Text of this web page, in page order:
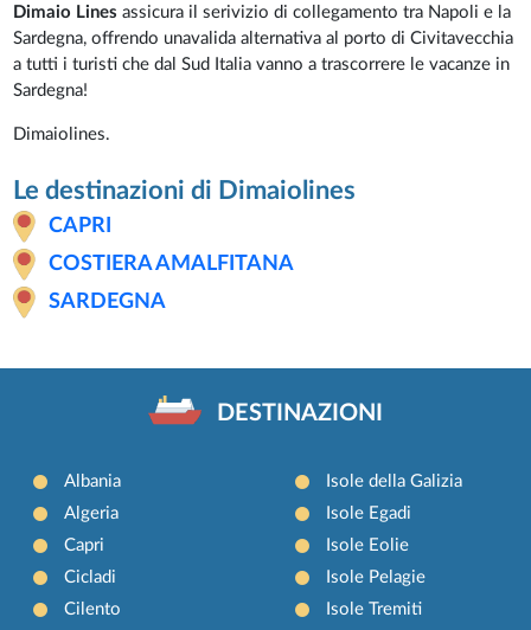
Dimaio Lines assicura il serivizio di collegamento tra Napoli e la
Sardegna, offrendo unavalida alternativa al porto di Civitavecchia
a tutti i turisti che dal Sud Italia vanno a trascorrere le vacanze in
Sardegna!
Dimaiolines.
Le destinazioni di Dimaiolines
CAPRI
COSTIERA AMALFITANA
SARDEGNA
DESTINAZIONI
Albania
Algeria
Capri
Cicladi
Cilento
Isole della Galizia
Isole Egadi
Isole Eolie
Isole Pelagie
Isole Tremiti